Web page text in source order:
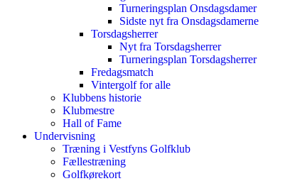
Turneringsplan Onsdagsdamer
Sidste nyt fra Onsdagsdamerne
Torsdagsherrer
Nyt fra Torsdagsherrer
Turneringsplan Torsdagsherrer
Fredagsmatch
Vintergolf for alle
Klubbens historie
Klubmestre
Hall of Fame
Undervisning
Træning i Vestfyns Golfklub
Fællestræning
Golfkørekort